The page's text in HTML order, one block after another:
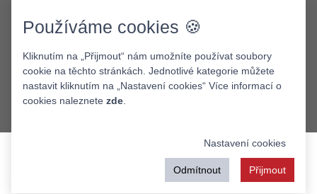
Zobrazit verzi webu pro PC
©2026. Dopravní podnik města Pardubic a.s.
Používáme cookies 🍪
Kliknutím na „Přijmout“ nám umožníte používat soubory
cookie na těchto stránkách. Jednotlivé kategorie můžete
nastavit kliknutím na „Nastavení cookies“ Více informací o
cookies naleznete zde
Nastavení cookies
Odmítnout Přijmout